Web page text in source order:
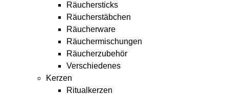
Räuchersticks
Räucherstäbchen
Räucherware
Räuchermischungen
Räucherzubehör
Verschiedenes
Kerzen
Ritualkerzen